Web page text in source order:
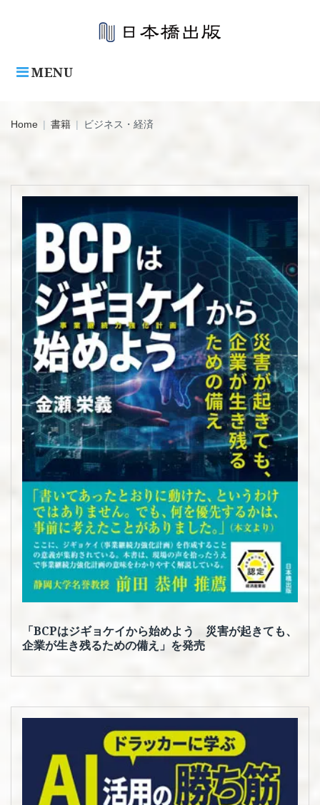
MENU
Home | 書籍 | ビジネス・経済
テ
リ:
ビ
ジ
ネ
ス・
経
済
「BCPはジギョケイから始めよう 災害が起きても、
企業が生き残るための備え」を発売